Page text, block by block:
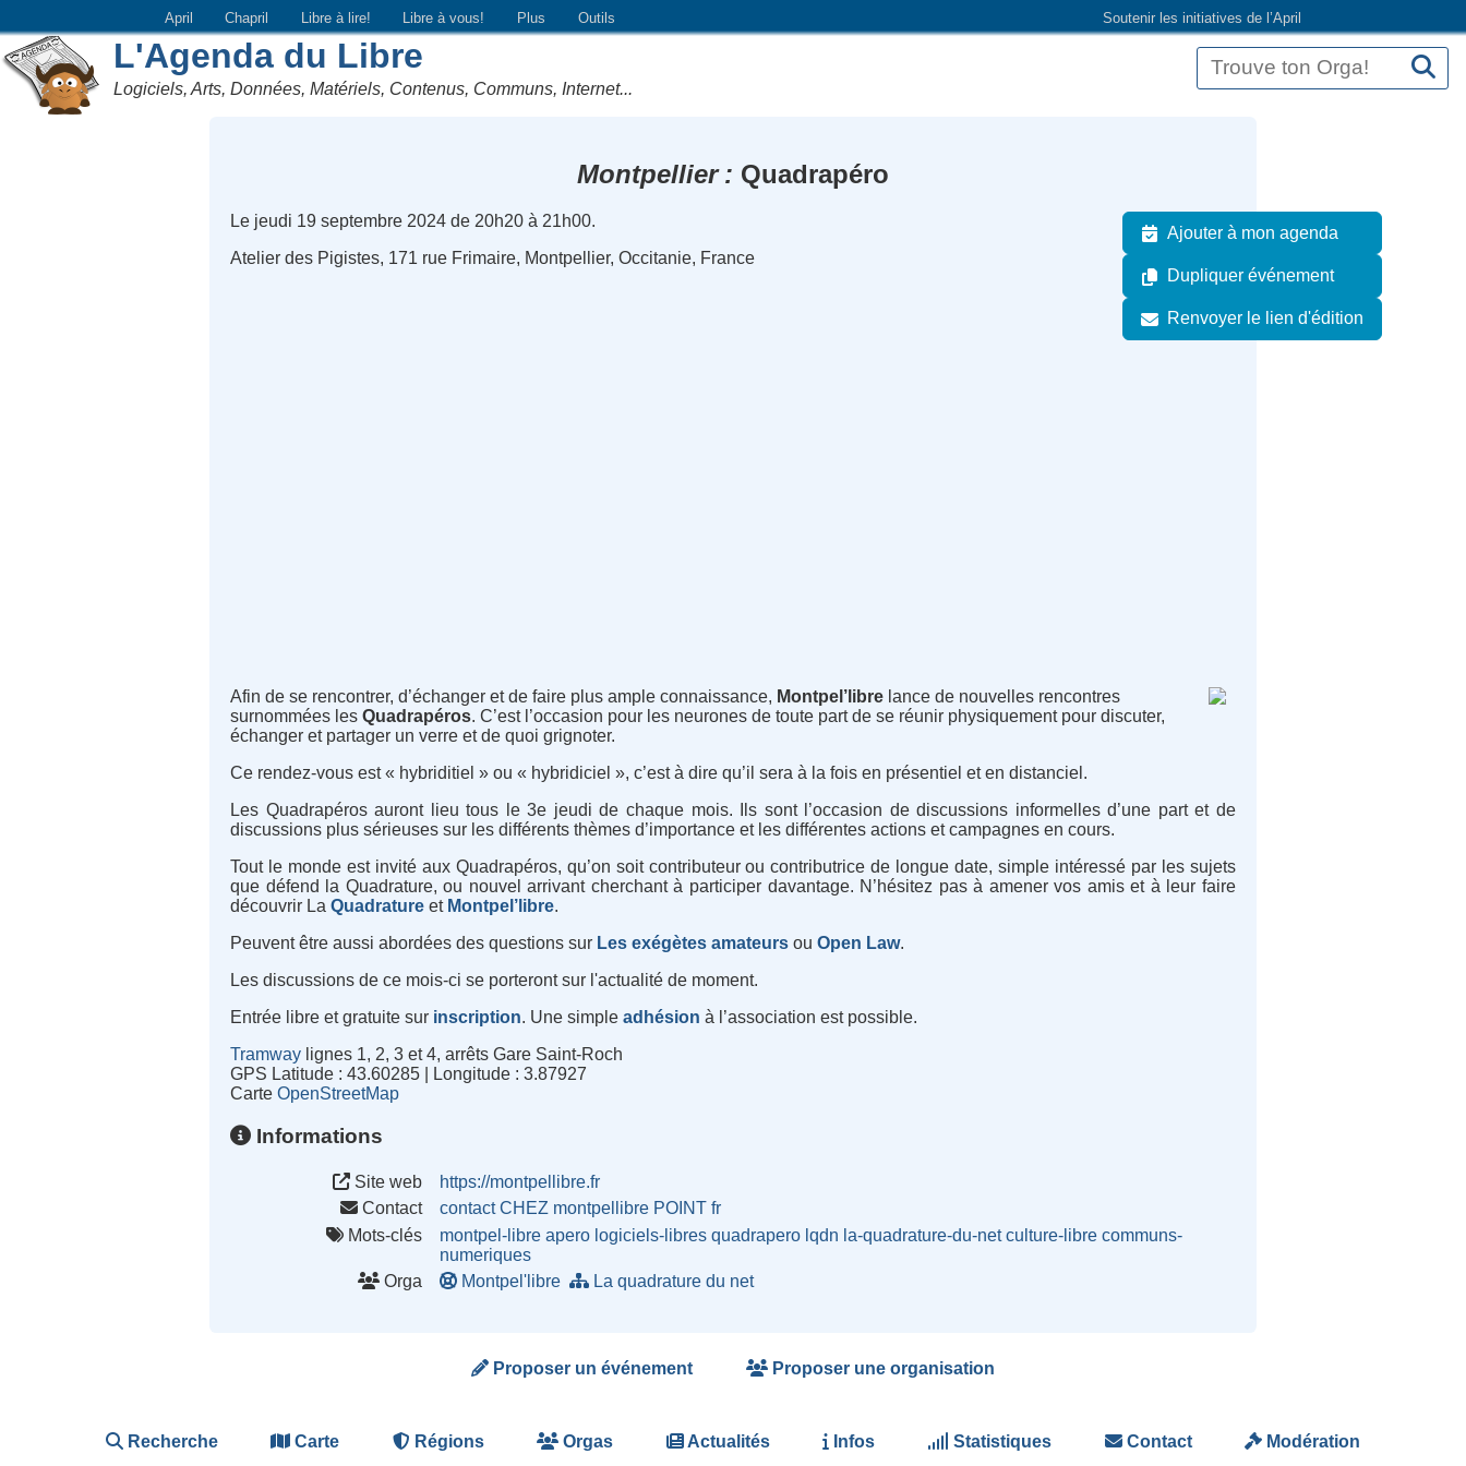
Soutenir les initiatives de l’April
April Chapril Libre à lire! Libre à vous! Plus Outils
L'Agenda du Libre
Logiciels, Arts, Données, Matériels, Contenus, Communs, Internet...
Montpellier Quadrapéro
Ajouter à mon agenda
Dupliquer événement
Renvoyer le lien d'édition
Le jeudi 19 septembre 2024 de 20h20 à 21h00.
Atelier des Pigistes, 171 rue Frimaire, Montpellier, Occitanie, France
Afin de se rencontrer, d’échanger et de faire plus ample connaissance, Montpel’libre lance de nouvelles rencontres
surnommées lesQuadrapéros. C’est l’occasion pour les neurones de toute part de se réunir physiquement pour discuter,
échanger et partager un verre et de quoi grignoter.
Ce rendez-vous est « hybriditiel » ou « hybridiciel », c’est à dire qu’il sera à la fois en présentiel et en distanciel.
Les Quadrapéros auront lieu tous le 3e jeudi de chaque mois. Ils sont l’occasion de discussions informelles d’une part et de
discussions plus sérieuses sur les différents thèmes d’importance et les différentes actions et campagnes en cours.
Tout le monde est invité aux Quadrapéros, qu’on soit contributeur ou contributrice de longue date, simple intéressé par les sujets
que défend la Quadrature, ou nouvel arrivant cherchant à participer davantage. N’hésitez pas à amener vos amis et à leur faire
découvrir LaQuadrature et Montpel’libre.
Peuvent être aussi abordées des questions sur Les exégètes amateurs ouOpen Law.
Les discussions de ce mois-ci se porteront sur l'actualité de moment.
Entrée libre et gratuite sur inscription. Une simpleadhésion à l’association est possible.
Tramway lignes 1, 2, 3 et 4, arrêts Gare Saint-Roch
GPS Latitude : 43.60285 | Longitude : 3.87927
CarteOpenStreetMap
Informations
Site web
https://montpellibre.fr
Contact
contact CHEZ montpellibre POINT fr
Mots-clés
montpel-libre apero logiciels-libres quadrapero lqdn la-quadrature-du-net culture-libre communs-
numeriques
Orga
Montpel'libre La quadrature du net
Proposer un événement Proposer une organisation
Recherche Carte Régions Orgas Actualités Infos Statistiques Contact Modération